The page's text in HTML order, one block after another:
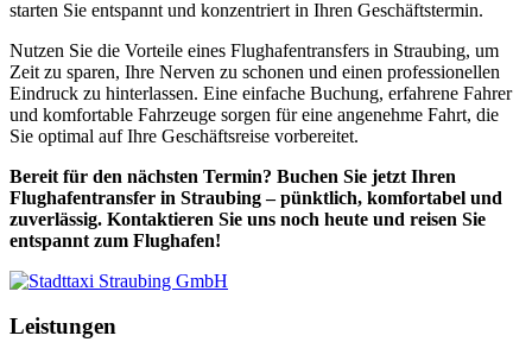
starten Sie entspannt und konzentriert in Ihren Geschäftstermin.
Nutzen Sie die Vorteile eines Flughafentransfers in Straubing, um
Zeit zu sparen, Ihre Nerven zu schonen und einen professionellen
Eindruck zu hinterlassen. Eine einfache Buchung, erfahrene Fahrer
und komfortable Fahrzeuge sorgen für eine angenehme Fahrt, die
Sie optimal auf Ihre Geschäftsreise vorbereitet.
Bereit für den nächsten Termin? Buchen Sie jetzt Ihren
Flughafentransfer in Straubing – pünktlich, komfortabel und
zuverlässig. Kontaktieren Sie uns noch heute und reisen Sie
entspannt zum Flughafen!
Leistungen